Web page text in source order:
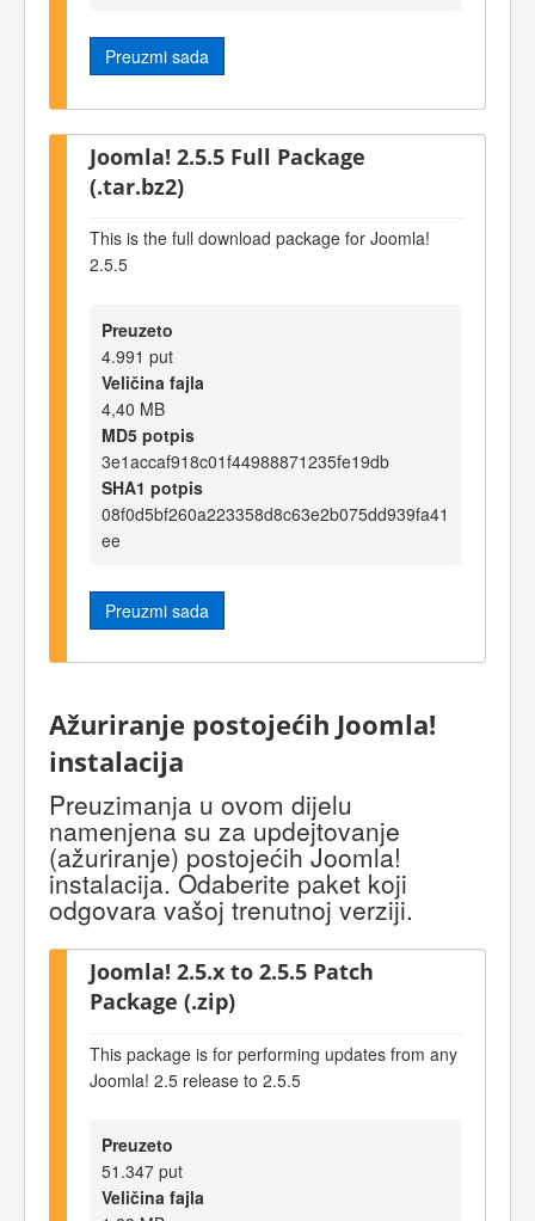
Preuzmi sada
Joomla! 2.5.5 Full Package
(.tar.bz2)
This is the full download package for Joomla!
2.5.5
Preuzeto
4.991 put
Veličina fajla
4,40 MB
MD5 potpis
3e1accaf918c01f44988871235fe19db
SHA1 potpis
08f0d5bf260a223358d8c63e2b075dd939fa41
ee
Preuzmi sada
Ažuriranje postojećih Joomla!
instalacija
Preuzimanja u ovom dijelu
namenjena su za updejtovanje
(ažuriranje) postojećih Joomla!
instalacija. Odaberite paket koji
odgovara vašoj trenutnoj verziji.
Joomla! 2.5.x to 2.5.5 Patch
Package (.zip)
This package is for performing updates from any
Joomla! 2.5 release to 2.5.5
Preuzeto
51.347 put
Veličina fajla